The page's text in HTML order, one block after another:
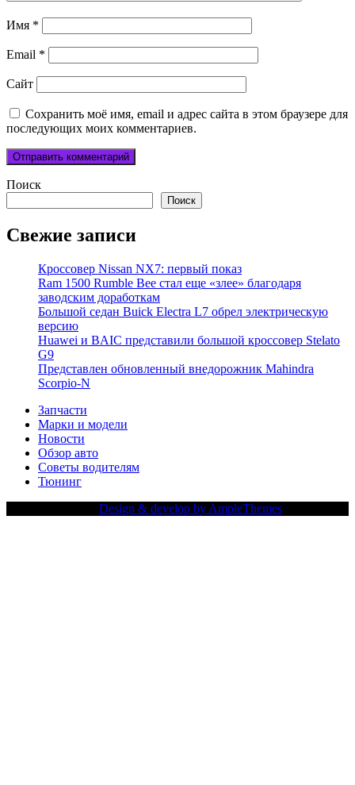
Имя *
Email *
Сайт
Сохранить моё имя, email и адрес сайта в этом браузере для
последующих моих комментариев.
Поиск
Поиск
Свежие записи
Кроссовер Nissan NX7: первый показ
Ram 1500 Rumble Bee стал еще «злее» благодаря
заводским доработкам
Большой седан Buick Electra L7 обрел электрическую
версию
Huawei и BAIC представили большой кроссовер Stelato
G9
Представлен обновленный внедорожник Mahindra
Scorpio-N
Запчасти
Марки и модели
Новости
Обзор авто
Советы водителям
Тюнинг
Design & develop by AmpleThemes